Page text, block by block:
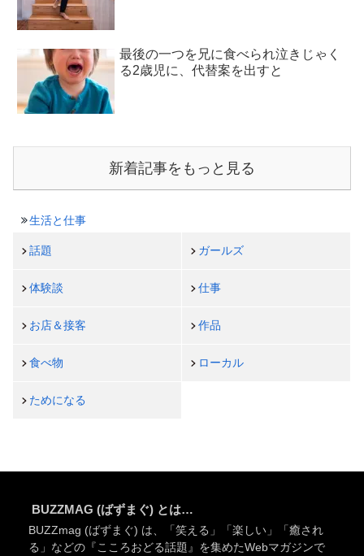
最後の一つを兄に食べられ泣きじゃく
る2歳児に、代替案を出すと
新着記事をもっと見る
生活と仕事
話題 ガールズ
体験談 仕事
お店＆接客 作品
食べ物 ローカル
ためになる
BUZZMAG (ばずまぐ) とは…
BUZZmag (ばずまぐ) は、「笑える」「楽しい」「癒され
る」などの『こころおどる話題』を集めたWebマガジンで